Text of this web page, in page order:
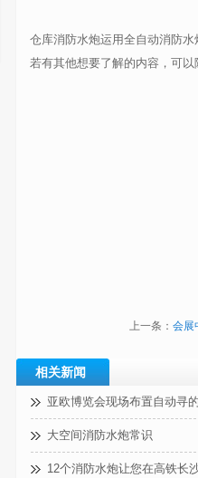
仓库消防水炮运用全自动消防
若有其他想要了解的内容，可以
上一条： 会展
相关新闻
亚欧博览会现场布置自动寻
大空间消防水炮常识
12个消防水炮让您在高铁长